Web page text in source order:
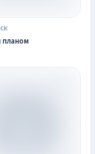
планом